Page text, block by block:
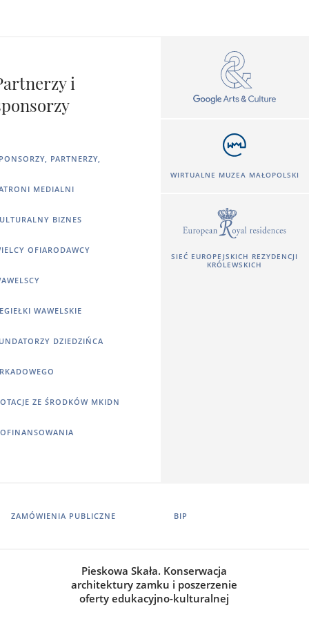
i
PARTNERZY,
MEDIALNI
BIZNES
OFIARODAWCY
WAWELSKIE
DZIEDZIŃCA
ZE ŚRODKÓW MKIDN
WIRTUALNE MUZEA MAŁOPOLSKI
SIEĆ EUROPEJSKICH REZYDENCJI
KRÓLEWSKICH
ZAMÓWIENIA PUBLICZNE BIP
Pieskowa Skała. Konserwacja
architektury zamku i poszerzenie
oferty edukacyjno-kulturalnej